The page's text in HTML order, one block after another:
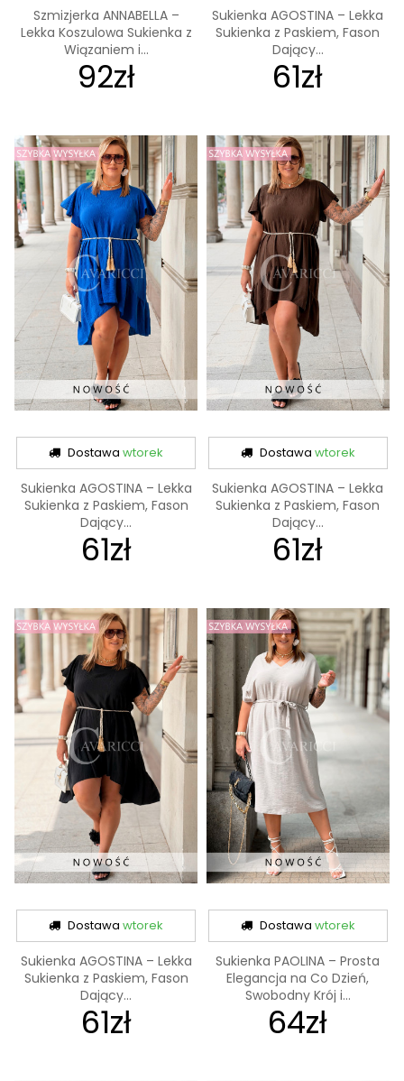
Szmizjerka ANNABELLA –
Lekka Koszulowa Sukienka z
Wiązaniem i...
92zł
Sukienka AGOSTINA – Lekka
Sukienka z Paskiem, Fason
Dający...
61zł
Dostawawtorek
Sukienka AGOSTINA – Lekka
Sukienka z Paskiem, Fason
Dający...
61zł
Dostawa wtorek
Sukienka AGOSTINA – Lekka
Sukienka z Paskiem, Fason
Dający...
61zł
Dostawawtorek
Sukienka AGOSTINA – Lekka
Sukienka z Paskiem, Fason
Dający...
61zł
Dostawa wtorek
Sukienka PAOLINA – Prosta
Elegancja na Co Dzień,
Swobodny Krój i...
64zł